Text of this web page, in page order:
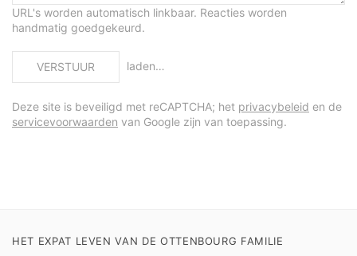
URL's worden automatisch linkbaar. Reacties worden
handmatig goedgekeurd.
VERSTUUR laden…
Deze site is beveiligd met reCAPTCHA; het privacybeleid en de
servicevoorwaarden van Google zijn van toepassing.
HET EXPAT LEVEN VAN DE OTTENBOURG FAMILIE